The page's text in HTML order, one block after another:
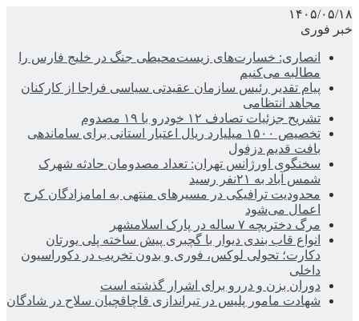
۱۴۰۵/۰۵/۱۸
خبر فوری
انصاری: خسارت‌های زیست‌محیطی جنگ در خلیج فارس را
مطالبه‌ می‌کنیم
پیام تقدیر رئیس سازمان عقیدتی سیاسی فراجا از کارکنان
مجاهد انتظامی
تشریح جزئیات تصادف ۱۲ خودرو با ۱۹ مصدوم
تخصیص ۱۵۰۰ میلیارد ریال اعتبار استانی برای ساماندهی
بافت قدیم دزفول
سخنگوی اورژانس تهران: تعداد مصدومان حادثه شهرک
شمس آباد به ۲۱نفر رسید
محدودیت ترافیکی در مسیرهای منتهی به امامزادگان کرج
اعمال می‌شود
مرگ دختربچه ۷ ساله در پارک اسلامشهر
انواع قاب بندی دیوار با گچبری پیش ساخته پلی یورتان
دکارت؛ تحولی لوکس، فوری و بدون تخریب در دکوراسیون
داخلی
دوران بزن و دررو برای اشرار گذشته است
شهادت مامور پلیس در تیراندازی قاچاقچیان سلاح در شادگان